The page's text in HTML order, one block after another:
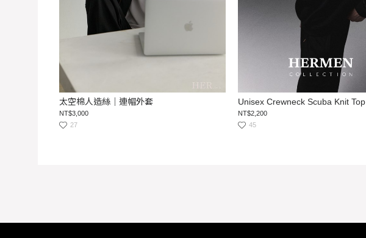
太空棉人造絲｜連帽外套
NT$3,000
27
Unisex Crewneck Scuba Knit Top
NT$2,200
45